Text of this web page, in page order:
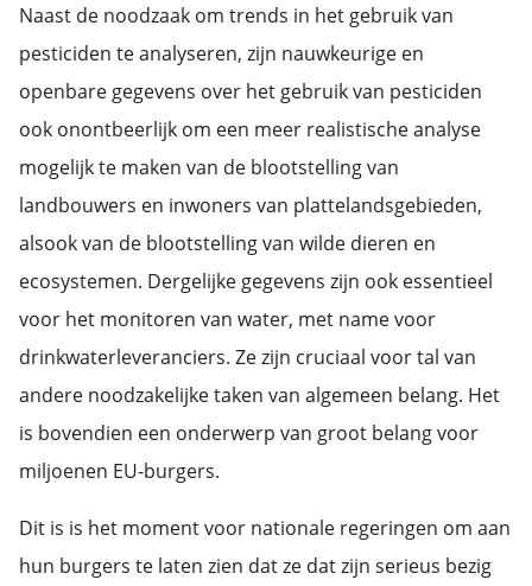
Naast de noodzaak om trends in het gebruik van
pesticiden te analyseren, zijn nauwkeurige en
openbare gegevens over het gebruik van pesticiden
ook onontbeerlijk om een meer realistische analyse
mogelijk te maken van de blootstelling van
landbouwers en inwoners van plattelandsgebieden,
alsook van de blootstelling van wilde dieren en
ecosystemen. Dergelijke gegevens zijn ook essentieel
voor het monitoren van water, met name voor
drinkwaterleveranciers. Ze zijn cruciaal voor tal van
andere noodzakelijke taken van algemeen belang. Het
is bovendien een onderwerp van groot belang voor
miljoenen EU-burgers.
Dit is is het moment voor nationale regeringen om aan
hun burgers te laten zien dat ze dat zijn serieus bezig